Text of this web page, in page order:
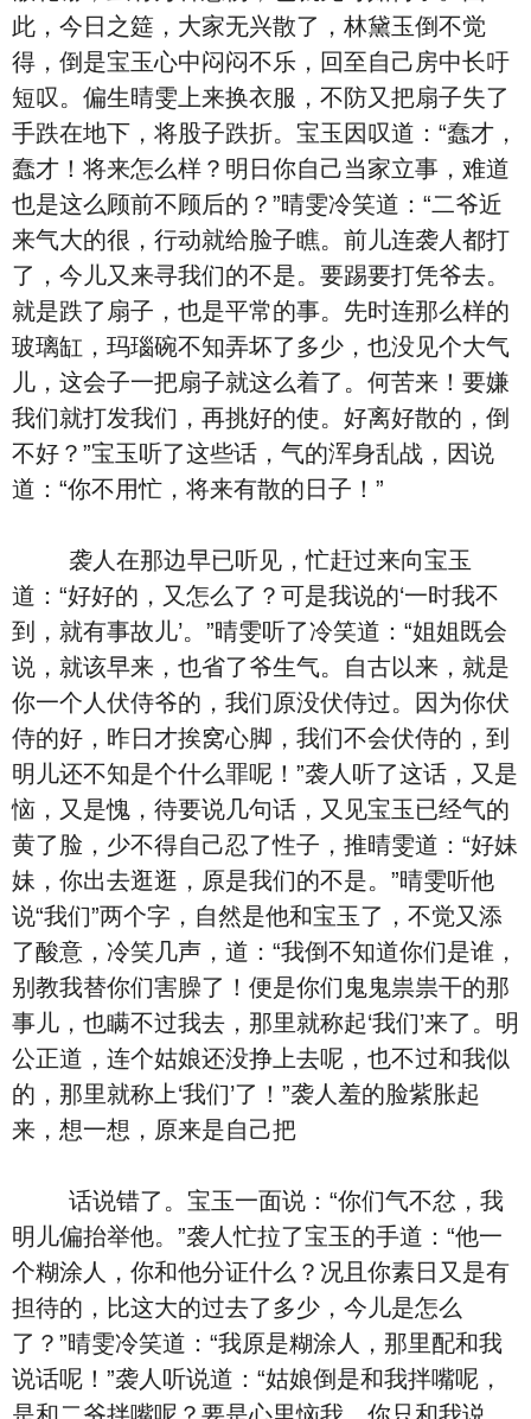
此，今日之筵，大家无兴散了，林黛玉倒不觉
得，倒是宝玉心中闷闷不乐，回至自己房中长吁
短叹。偏生晴雯上来换衣服，不防又把扇子失了
手跌在地下，将股子跌折。宝玉因叹道：“蠢才，
蠢才！将来怎么样？明日你自己当家立事，难道
也是这么顾前不顾后的？”晴雯冷笑道：“二爷近
来气大的很，行动就给脸子瞧。前儿连袭人都打
了，今儿又来寻我们的不是。要踢要打凭爷去。
就是跌了扇子，也是平常的事。先时连那么样的
玻璃缸，玛瑙碗不知弄坏了多少，也没见个大气
儿，这会子一把扇子就这么着了。何苦来！要嫌
我们就打发我们，再挑好的使。好离好散的，倒
不好？”宝玉听了这些话，气的浑身乱战，因说
道：“你不用忙，将来有散的日子！”
袭人在那边早已听见，忙赶过来向宝玉
道：“好好的，又怎么了？可是我说的‘一时我不
到，就有事故儿’。”晴雯听了冷笑道：“姐姐既会
说，就该早来，也省了爷生气。自古以来，就是
你一个人伏侍爷的，我们原没伏侍过。因为你伏
侍的好，昨日才挨窝心脚，我们不会伏侍的，到
明儿还不知是个什么罪呢！”袭人听了这话，又是
恼，又是愧，待要说几句话，又见宝玉已经气的
黄了脸，少不得自己忍了性子，推晴雯道：“好妹
妹，你出去逛逛，原是我们的不是。”晴雯听他
说“我们”两个字，自然是他和宝玉了，不觉又添
了酸意，冷笑几声，道：“我倒不知道你们是谁，
别教我替你们害臊了！便是你们鬼鬼祟祟干的那
事儿，也瞒不过我去，那里就称起‘我们’来了。明
公正道，连个姑娘还没挣上去呢，也不过和我似
的，那里就称上‘我们’了！”袭人羞的脸紫胀起
来，想一想，原来是自己把
话说错了。宝玉一面说：“你们气不忿，我
明儿偏抬举他。”袭人忙拉了宝玉的手道：“他一
个糊涂人，你和他分证什么？况且你素日又是有
担待的，比这大的过去了多少，今儿是怎么
了？”晴雯冷笑道：“我原是糊涂人，那里配和我
说话呢！”袭人听说道：“姑娘倒是和我拌嘴呢，